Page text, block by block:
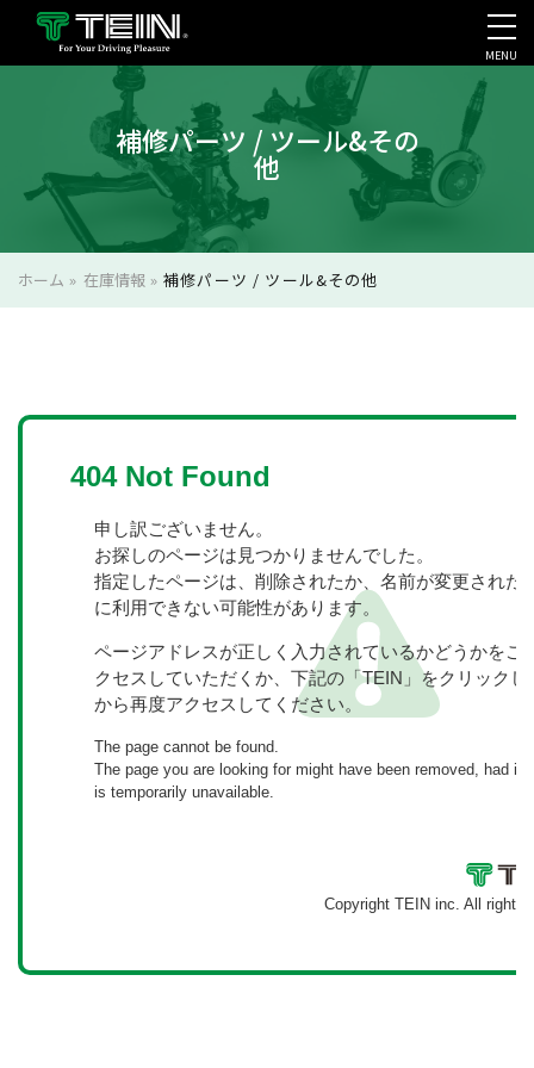
会社案内・採用・IR
MENU
補修パーツ / ツール&その
他
ホーム » 在庫情報»補修パーツ / ツール&その他